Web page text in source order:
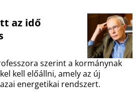
az idő
szerint a kormánynak
kell előállni, amely az új
energetikai rendszert.